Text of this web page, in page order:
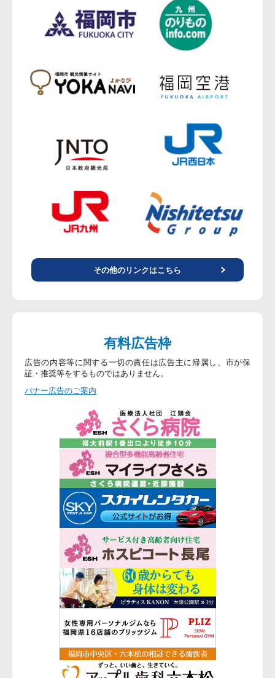
その他のリンクはこちら
有料広告枠
広告の内容等に関する一切の責任は広告主に帰属し、市が保
証・推奨等をするものではありません。
バナー広告のご案内